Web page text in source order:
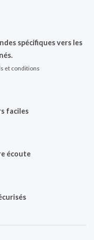
spécifiques vers les
et conditions
faciles
écoute